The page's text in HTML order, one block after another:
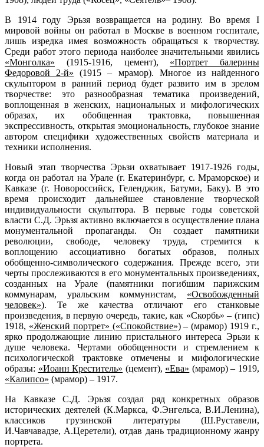
В 1914 году Эрьзя возвращается на родину. Во время I
мировой войны он работал в Москве в военном госпитале,
лишь изредка имея возможность обращаться к творчеству.
Среди работ этого периода наиболее значительными явились
«Монголка» (1915-1916, цемент), «Портрет балерины
Федоровой 2-й» (1915 – мрамор). Многое из найденного
скульптором в ранний период будет развито им в зрелом
творчестве: это разнообразная тематика произведений,
воплощенная в женских, национальных и мифологических
образах, их обобщенная трактовка, повышенная
экспрессивность, открытая эмоциональность, глубокое знание
автором специфики художественных свойств материала и
техники исполнения.
Новый этап творчества Эрьзи охватывает 1917-1926 годы,
когда он работал на Урале (г. Екатеринбург, с. Мраморское) и
Кавказе (г. Новороссийск, Геленджик, Батуми, Баку). В это
время происходит дальнейшее становление творческой
индивидуальности скульптора. В первые годы советской
власти С.Д. Эрьзя активно включается в осуществление плана
монументальной пропаганды. Он создает памятники
революции, свободе, человеку труда, стремится к
воплощению ассоциативно богатых образов, полных
обобщенно-символического содержания. Прежде всего, эти
черты прослеживаются в его монументальных произведениях,
созданных на Урале (памятники погибшим парижским
коммунарам, уральским коммунистам, «Освобожденный
человек»). Те же качества отличают его станковые
произведения, в первую очередь, такие, как «Скорбь» – (гипс)
1918, «Женский портрет» («Спокойствие»)– (мрамор) 1919 г.,
ярко продолжающие линию пристального интереса Эрьзи к
душе человека. Чертами обобщенности и стремлением к
психологической трактовке отмечены и мифологические
образы: «Иоанн Креститель» (цемент), «Ева» (мрамор) – 1919,
«Калипсо» (мрамор) – 1917.
На Кавказе С.Д. Эрьзя создал ряд конкретных образов
исторических деятелей (К.Маркса, Ф.Энгельса, В.И.Ленина),
классиков грузинской литературы (Ш.Руставели,
И.Чавчавадзе, А.Церетели), отдав дань традиционному жанру
портрета.